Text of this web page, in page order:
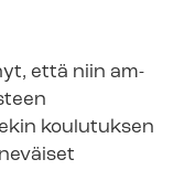
että niin am­
koulutuksen